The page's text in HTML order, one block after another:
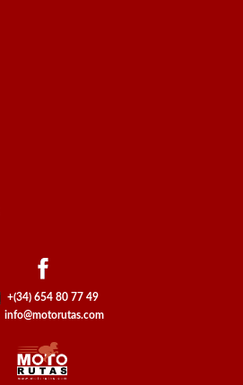
+(34) 654 80 77 49
info@motorutas.com